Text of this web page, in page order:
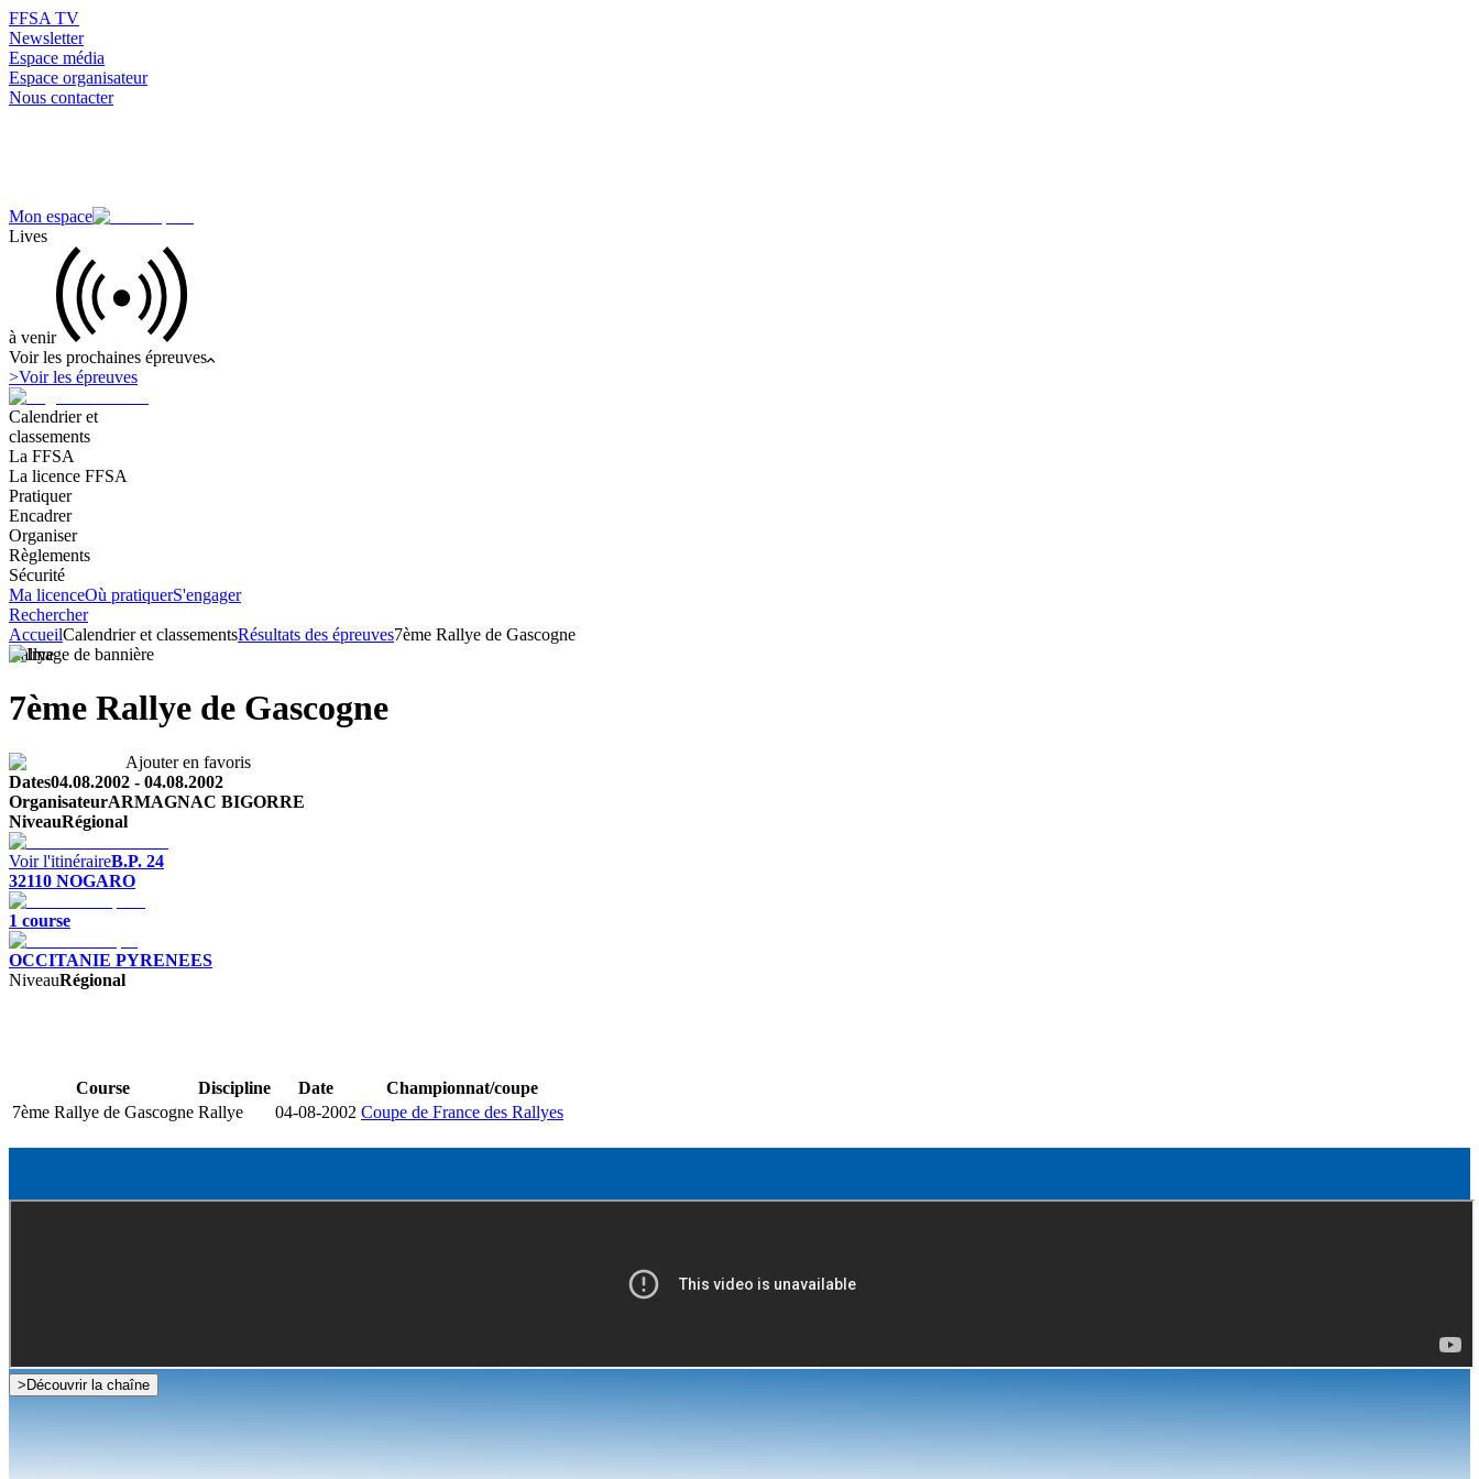
FFSA TV
Newsletter
Espace média
Espace organisateur
Nous contacter
Mon espace
Lives
à venir
Voir les prochaines épreuves
>Voir les épreuves
Calendrier et
classements
La FFSA
La licence FFSA
Pratiquer
Encadrer
Organiser
Règlements
Sécurité
Ma licenceOù pratiquerS'engager
Rechercher
AccueilCalendrier et classementsRésultats des épreuves7ème Rallye de Gascogne
Rallye
7ème Rallye de Gascogne
Ajouter en favoris
Dates04.08.2002 - 04.08.2002
OrganisateurARMAGNAC BIGORRE
NiveauRégional
Voir l'itinéraireB.P. 24
32110 NOGARO
1 course
OCCITANIE PYRENEES
NiveauRégional
Course Discipline Date
Championnat/coupe
7ème Rallye de Gascogne Rallye 04-08-2002 Coupe de France des Rallyes
> Découvrir la chaîne